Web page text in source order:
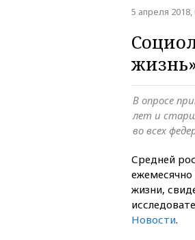
5 апреля 2018,
В опросе
лет и
во всех
Средней
жизни,
Новости.